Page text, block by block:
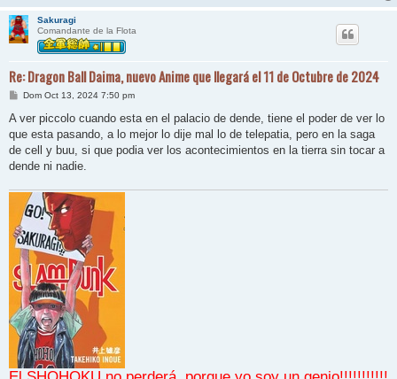
Sakuragi
Comandante de la Flota
Re: Dragon Ball Daima, nuevo Anime que llegará el 11 de Octubre de 2024
M
n
a
j
Dom Oct 13, 2024 7:50 pm
A ver piccolo cuando esta en el palacio de dende, tiene el poder de ver lo
que esta pasando, a lo mejor lo dije mal lo de telepatia, pero en la saga
de cell y buu, si que podia ver los acontecimientos en la tierra sin tocar a
dende ni nadie.